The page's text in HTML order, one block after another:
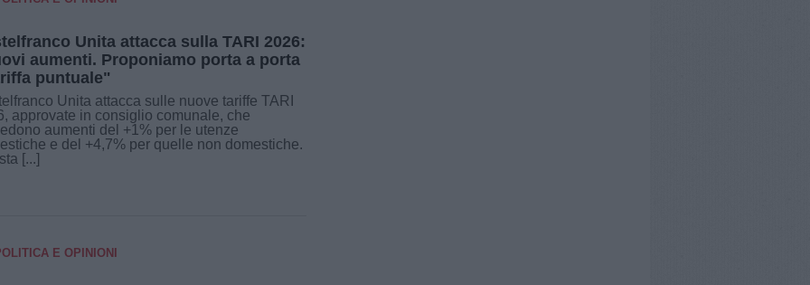
Unita attacca sulla TARI 2026:
aumenti. Proponiamo porta a porta
puntuale"
Unita attacca sulle nuove tariffe TARI
approvate in consiglio comunale, che
aumenti del +1% per le utenze
e del +4,7% per quelle non domestiche.
[...]
E OPINIONI